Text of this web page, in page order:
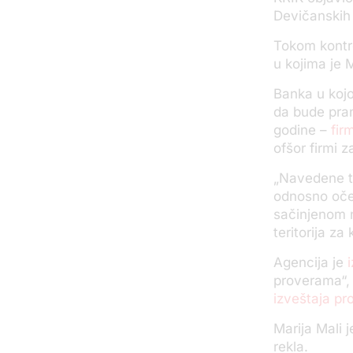
Tokom
u kojima je
Banka u
da bude
godine –
ofšor firmi
„Navedene
odnosno
sačinjenom
teritorija za
Agencija je
izveštaja
Marija Mali
rekla.